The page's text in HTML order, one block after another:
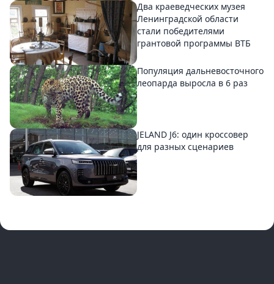
Два краеведческих музея
Ленинградской области
стали победителями
грантовой программы ВТБ
Популяция дальневосточного
леопарда выросла в 6 раз
JELAND J6: один кроссовер
для разных сценариев